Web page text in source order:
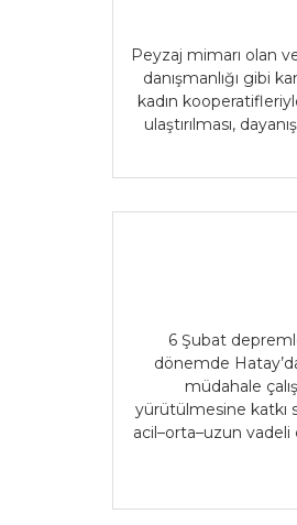
Peyzaj mimarı olan
danışmanlığı gibi
kadın
ulaştırılması,
6 Şubat
dönemde
müdahale
yürütülmesine katkı
acil–orta–uzun